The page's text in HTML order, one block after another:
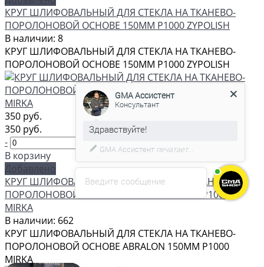
КРУГ ШЛИФОВАЛЬНЫЙ ДЛЯ СТЕКЛА НА ТКАНЕВО-
ПОРОЛОНОВОЙ ОСНОВЕ 150ММ P1000 ZYPOLISH
В наличии: 8
КРУГ ШЛИФОВАЛЬНЫЙ ДЛЯ СТЕКЛА НА ТКАНЕВО-
ПОРОЛОНОВОЙ ОСНОВЕ 150ММ P1000 ZYPOLISH
350 руб.
350 руб.
-
В корзину
Добавлено
КРУГ ШЛИФОВАЛЬНЫЙ ДЛЯ СТЕКЛА НА ТКАНЕВО-
ПОРОЛОНОВОЙ ОСНОВЕ ABRALON 150ММ P1000
MIRKA
В наличии: 662
КРУГ ШЛИФОВАЛЬНЫЙ ДЛЯ СТЕКЛА НА ТКАНЕВО-
ПОРОЛОНОВОЙ ОСНОВЕ ABRALON 150ММ P1000
MIRKA
Введите сообщение
GMA Ассистент
Консультант
С удовольствием помогу вам в
выборе товара.